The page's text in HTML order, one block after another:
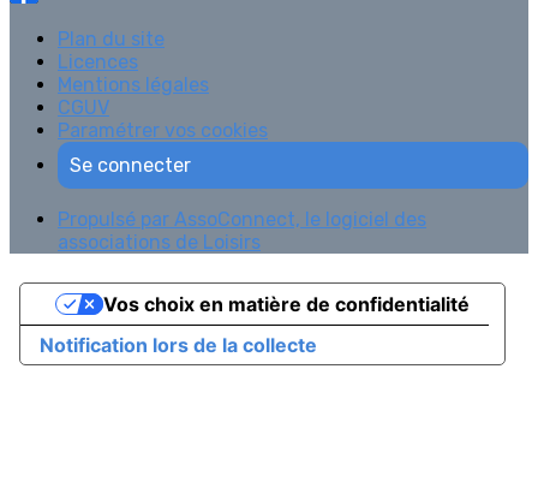
Plan du site
Licences
Mentions légales
CGUV
Paramétrer vos cookies
Se connecter
Propulsé par AssoConnect, le logiciel des
associations de Loisirs
Notification lors de la collecte
Vos choix en matière de confidentialité